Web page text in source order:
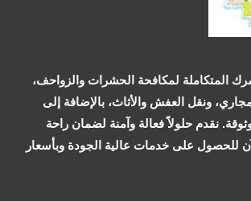
المتكاملة لمكافحة الحشرات والزواحف،
ونقل العفش والأثاث، بالإضافة إلى
نقدم حلولاً فعالة وآمنة لضمان راحة
للحصول على خدمات عالية الجودة وبأسعار